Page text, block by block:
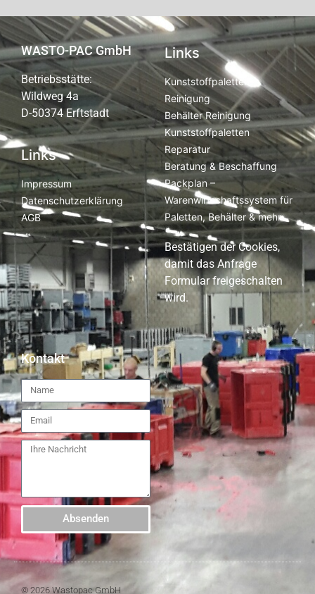
WASTO-PAC GmbH
Betriebsstätte:
Wildweg 4a
D-50374 Erftstadt
Links
Impressum
Datenschutzerklärung
AGB
Links
Kunststoffpaletten
Reinigung
Behälter Reinigung
Kunststoffpaletten
Reparatur
Beratung & Beschaffung
Packplan –
Warenwirtschaftssystem für
Paletten, Behälter & mehr
Bestätigen der Cookies,
damit das Anfrage
Formular freigeschalten
wird.
Kontakt
Absenden
© 2026 Wastopac GmbH